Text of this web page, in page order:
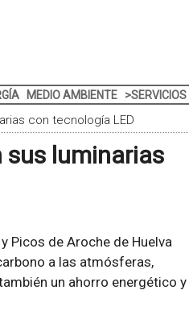
MEDIO AMBIENTE >SERVICIOS
con tecnología LED
sus luminarias
Picos de Aroche de Huelva
a las atmósferas,
un ahorro energético y